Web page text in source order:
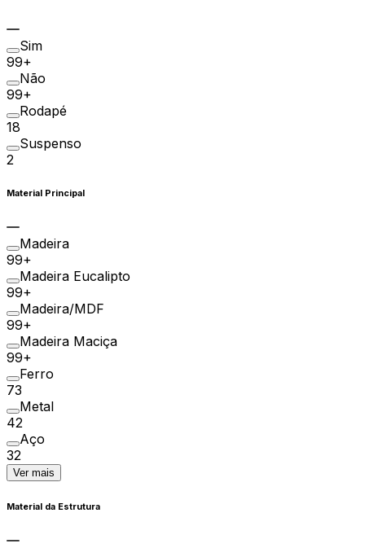
Sim
99+
Não
99+
Rodapé
18
Suspenso
2
Material Principal
Madeira
99+
Madeira Eucalipto
99+
Madeira/MDF
99+
Madeira Maciça
99+
Ferro
73
Metal
42
Aço
32
Ver mais
Material da Estrutura